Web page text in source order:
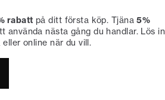
rabatt på ditt första köp. Tjäna5%
använda nästa gång du handlar. Lös in
online när du vill.